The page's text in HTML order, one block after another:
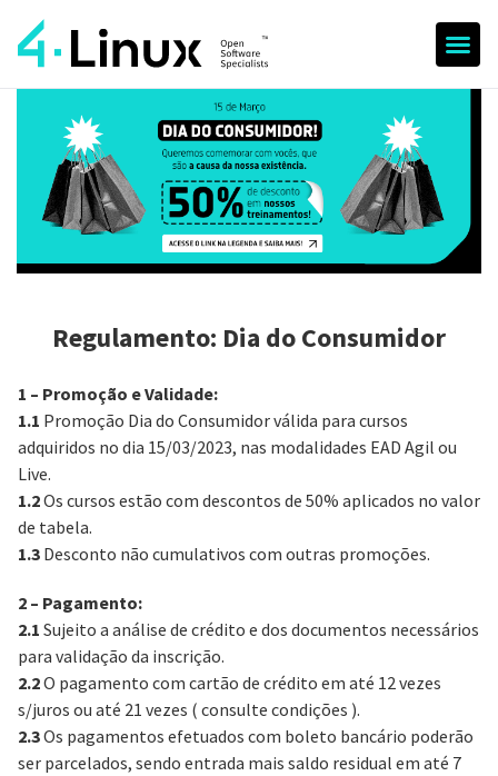
Regulamento: Dia do Consumidor
1 – Promoção e Validade:
1.1 Promoção Dia do Consumidor válida para cursos
adquiridos no dia 15/03/2023, nas modalidades EAD Agil ou
Live.
1.2Os cursos estão com descontos de 50% aplicados no valor
de tabela.
1.3 Desconto não cumulativos com outras promoções.
2 – Pagamento:
2.1 Sujeito a análise de crédito e dos documentos necessários
para validação da inscrição.
2.2O pagamento com cartão de crédito em até 12 vezes
s/juros ou até 21 vezes ( consulte condições ).
2.3Os pagamentos efetuados com boleto bancário poderão
ser parcelados, sendo entrada mais saldo residual em até 7